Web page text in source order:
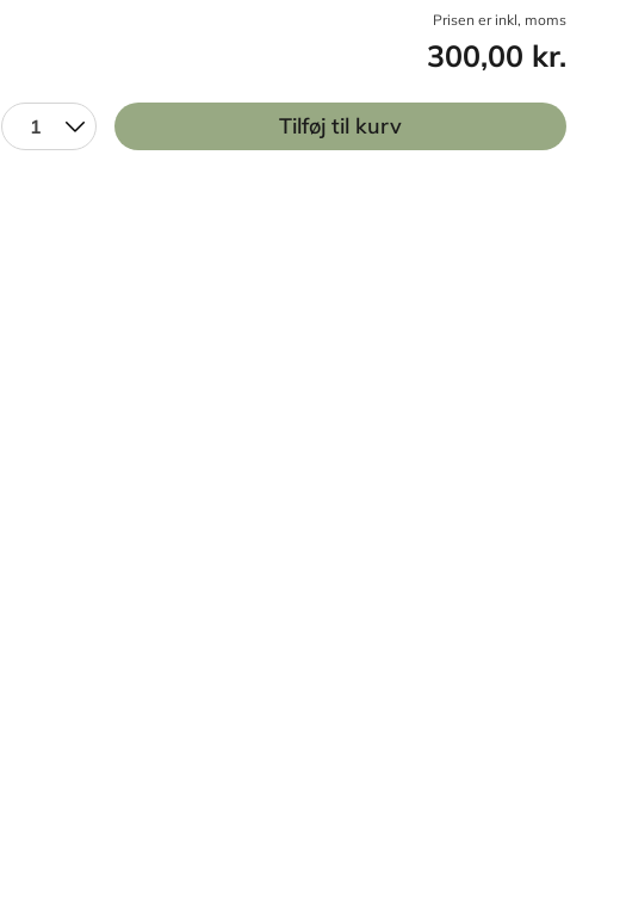
Prisen er inkl, moms
300,00 kr.
1 Tilføj til kurv